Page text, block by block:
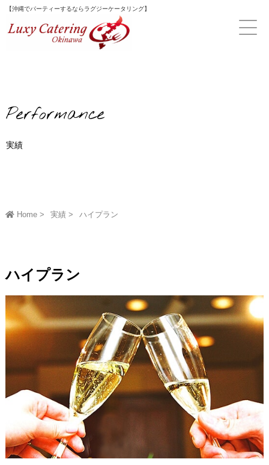
Skip
content
【沖縄でパーティーするならラグジーケータリング】
Performance
実績
Home 実績 ハイプラン
ハイプラン